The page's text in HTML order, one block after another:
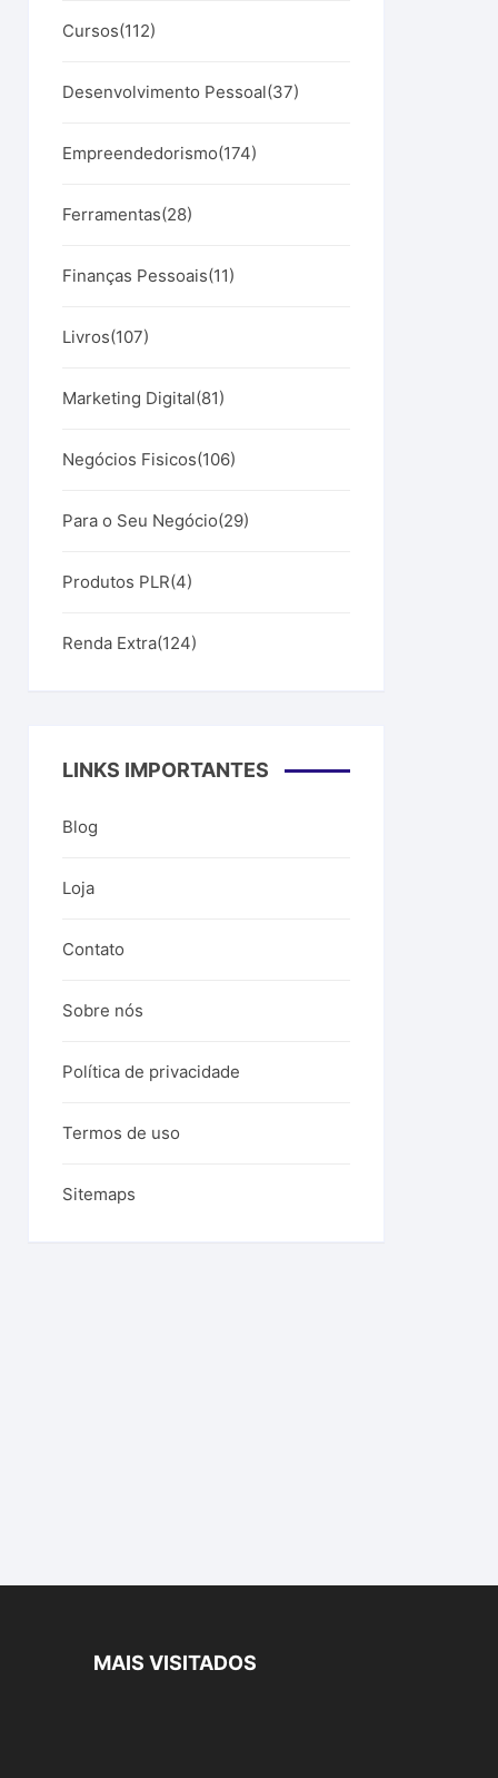
Cursos(112)
Desenvolvimento Pessoal(37)
Empreendedorismo(174)
Ferramentas(28)
Finanças Pessoais(11)
Livros(107)
Marketing Digital(81)
Negócios Fisicos(106)
Para o Seu Negócio(29)
Produtos PLR(4)
Renda Extra(124)
LINKS IMPORTANTES
Blog
Loja
Contato
Sobre nós
Política de privacidade
Termos de uso
Sitemaps
MAIS VISITADOS